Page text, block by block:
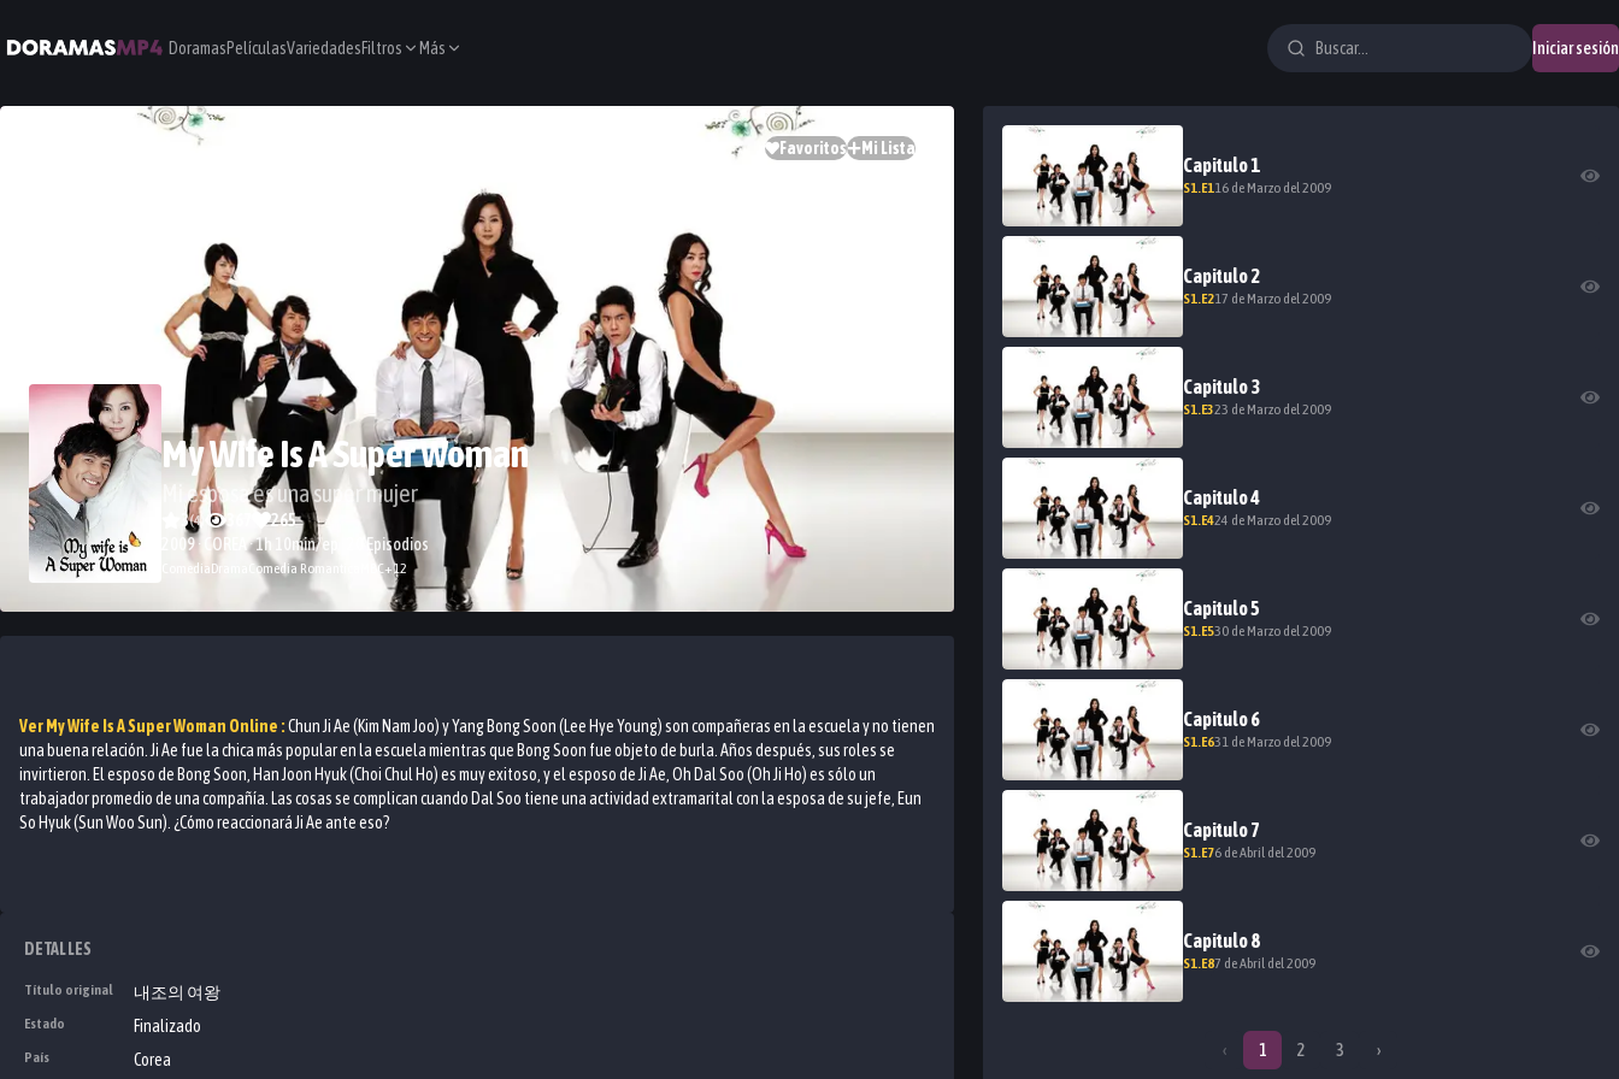
DoramasPelículasVariedadesFiltros Más Iniciar sesión
Favoritos Mi Lista
My Wife Is A Super Woman
Mi esposa es una super mujer
3(4
265
2009 · COREA · 1h 10min/ep · 20 Episodios
ComediaDrama Comedia Romantica MBC+12
Ver My Wife Is A Super Woman Online :Chun Ji Ae (Kim Nam Joo) y Yang Bong Soon (Lee Hye Young) son compañeras en la escuela y no tienen
una buena relación. Ji Ae fue la chica más popular en la escuela mientras que Bong Soon fue objeto de burla. Años después, sus roles se
invirtieron. El esposo de Bong Soon, Han Joon Hyuk (Choi Chul Ho) es muy exitoso, y el esposo de Ji Ae, Oh Dal Soo (Oh Ji Ho) es sólo un
trabajador promedio de una compañía. Las cosas se complican cuando Dal Soo tiene una actividad extramarital con la esposa de su jefe, Eun
So Hyuk (Sun Woo Sun). ¿Cómo reaccionará Ji Ae ante eso?
DETALLES
Título original 내조의 여왕
Estado Finalizado
País Corea
Capitulo1
S1 .E116 de Marzo del 2009
Capitulo2
S1 .E217 de Marzo del 2009
Capitulo3
S1 .E323 de Marzo del 2009
Capitulo4
S1 .E424 de Marzo del 2009
Capitulo5
S1 .E530 de Marzo del 2009
Capitulo6
S1 .E631 de Marzo del 2009
Capitulo7
S1 .E76 de Abril del 2009
Capitulo8
S1 .E87 de Abril del 2009
‹ 1 2 3 ›